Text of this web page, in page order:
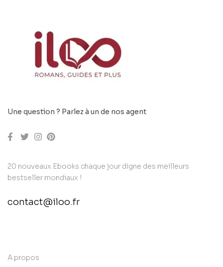
Une question ? Parlez à un de nos agent
20 nouveaux Ebooks chaque jour digne des meilleurs
bestseller mondiaux !
contact@iloo.fr
A propos